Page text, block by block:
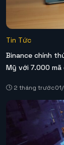
Tin Tức
Binance chính
Mỹ với 7.000
2 tháng trước